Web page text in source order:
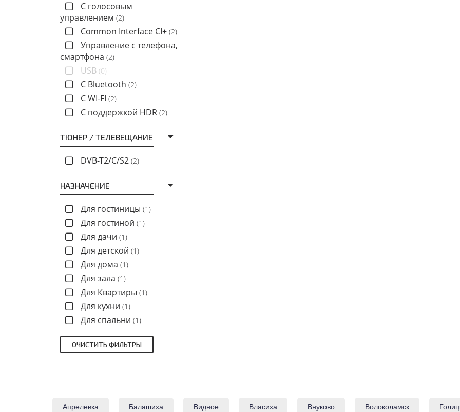
C голосовым
управлением (2)
Common Interface CI+ (2)
Управление с телефона,
смартфона (2)
USB (0)
С Bluetooth (2)
С WI-FI (2)
С поддержкой HDR (2)
ТЮНЕР / ТЕЛЕВЕЩАНИЕ
DVB-T2/C/S2 (2)
НАЗНАЧЕНИЕ
Для гостиницы (1)
Для гостиной (1)
Для дачи (1)
Для детской (1)
Для дома (1)
Для зала (1)
Для Квартиры (1)
Для кухни (1)
Для спальни (1)
Апрелевка Балашиха Видное Власиха Внуково Волоколамск